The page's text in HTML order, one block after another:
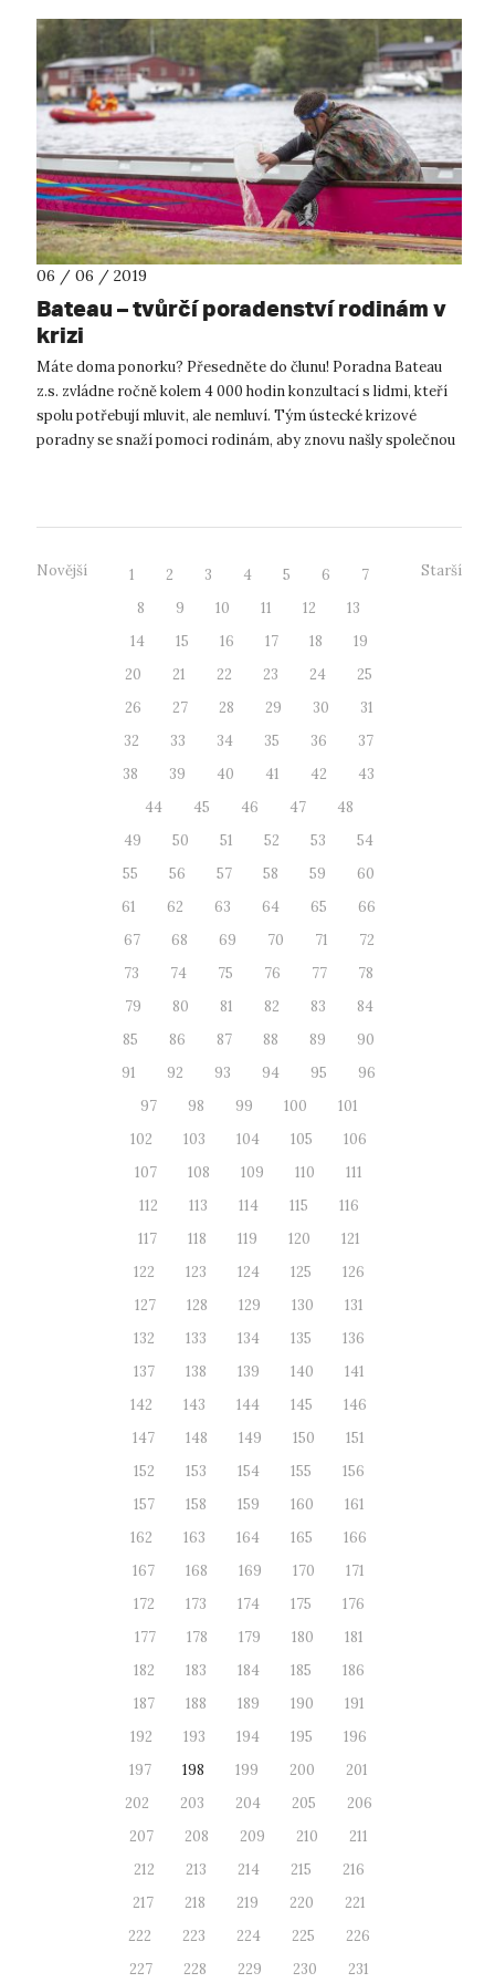
06 / 06 / 2019
Bateau – tvůrčí poradenství rodinám v
krizi
Máte doma ponorku? Přesedněte do člunu! Poradna Bateau
z.s. zvládne ročně kolem 4 000 hodin konzultací s lidmi, kteří
spolu potřebují mluvit, ale nemluví. Tým ústecké krizové
poradny se snaží pomoci rodinám, aby znovu našly společnou
Novější 1 2 3 4 5 6
7
8
9 10 11 12
13
14
15 16 17 18
19
20
21 22 23 24
25
26
27 28 29 30
31
32
33 34 35 36
37
38
39 40 41 42
43
44
45 46 47
48
49
50 51 52 53
54
55
56 57 58 59
60
61
62 63 64 65
66
67
68 69 70 71
72
73
74 75 76 77
78
79
80 81 82 83
84
85
86 87 88 89
90
91
92 93 94 95
96
97
98 99 100
101
102
103 104 105
106
107
108 109 110
111
112
113 114 115
116
117
118 119 120
121
122
123 124 125
126
127
128 129 130
131
132
133 134 135
136
137
138 139 140
141
142
143 144 145
146
147
148 149 150
151
152
153 154 155
156
157
158 159 160
161
162
163 164 165
166
167
168 169 170
171
172
173 174 175
176
177
178 179 180
181
182
183 184 185
186
187
188 189 190
191
192
193 194 195
196
197
198 199 200
201
202
203 204 205
206
207
208 209 210
211
212
213 214 215
216
217
218 219 220
221
222
223 224 225
226
227
228 229 230
231
Starší